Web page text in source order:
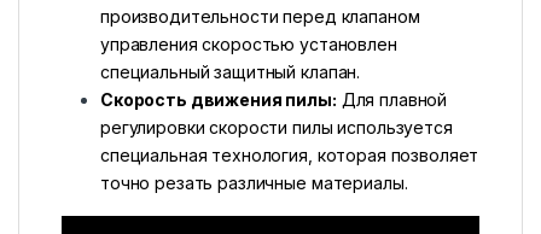
производительности перед клапаном
управления скоростью установлен
специальный защитный клапан.
Скорость движения пилы: Для плавной
регулировки скорости пилы используется
специальная технология, которая позволяет
точно резать различные материалы.